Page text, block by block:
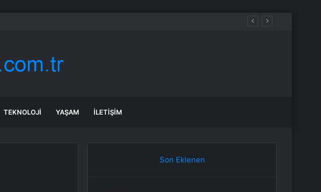
TEKNOLOJI YAŞAM İLETIŞIM
Son Eklenen